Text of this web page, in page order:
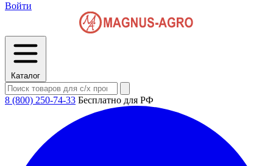
Войти
Каталог
8 (800) 250-74-33 Бесплатно для РФ